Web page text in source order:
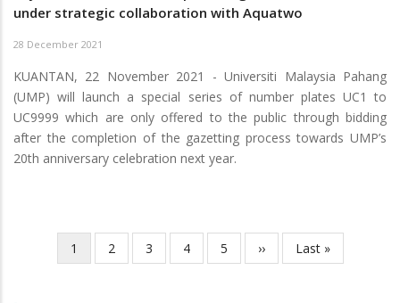
under strategic collaboration with Aquatwo
28 December 2021
KUANTAN, 22 November 2021 - Universiti Malaysia Pahang
(UMP) will launch a special series of number plates UC1 to
UC9999 which are only offered to the public through bidding
after the completion of the gazetting process towards UMP’s
20th anniversary celebration next year.
PaginationCurrent
page
1 Page
2 Page
3 Page
4 Page
5
Next
page
››
Last
page
Last »